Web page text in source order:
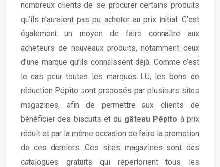
nombreux clients de se procurer certains produits
qu’ils n’auraient pas pu acheter au prix initial. C’est
également un moyen de faire connaître aux
acheteurs de nouveaux produits, notamment ceux
d’une marque qu’ils connaissent déjà. Comme c’est
le cas pour toutes les marques LU, les bons de
réduction Pépito sont proposés par plusieurs sites
magazines, afin de permettre aux clients de
bénéficier des biscuits et du gâteau Pépito à prix
réduit et par la même occasion de faire la promotion
de ces derniers. Ces sites magazines sont des
catalogues gratuits qui répertorient tous les